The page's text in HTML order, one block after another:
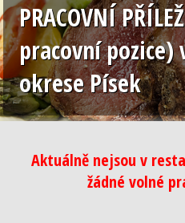
PRACOVNÍ
pracovní pozice)
okrese Písek
Aktuálně nejsou v
žádné volné